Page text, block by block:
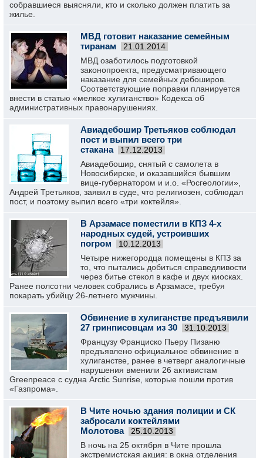
собравшиеся выясняли, кто и сколько должен платить за
жилье.
МВД готовит наказание семейным
тиранам
21.01.2014
МВД озаботилось подготовкой
законопроекта, предусматривающего
наказание для семейных дебоширов.
Соответствующие поправки планируется
внести в статью «мелкое хулиганство» Кодекса об
административных правонарушениях.
Авиадебошир Третьяков соблюдал
пост и выпил всего три
стакана
17.12.2013
Авиадебошир, снятый с самолета в
Новосибирске, и оказавшийся бывшим
вице-губернатором и и.о. «Росгеологии»,
Андрей Третьяков, заявил в суде, что религиозен, соблюдал
пост, и поэтому выпил всего «три коктейля».
В Арзамасе поместили в КПЗ 4-х
народных судей, устроивших
погром
10.12.2013
Четыре нижегородца помещены в КПЗ за
то, что пытались добиться справедливости
через битье стекол в кафе и двух киосках.
Ранее полсотни человек собрались в Арзамасе, требуя
покарать убийцу 26-летнего мужчины.
Обвинение в хулиганстве предъявили
27 гринписовцам из 30
31.10.2013
Французу Франциско Пьеру Пизаню
предъявлено официальное обвинение в
хулиганстве, ранее в четверг аналогичные
нарушения вменили 26 активистам
Greenpeace с судна Arctic Sunrise, которые пошли против
«Газпрома».
В Чите ночью здания полиции и СК
забросали коктейлями
Молотова
25.10.2013
В ночь на 25 октября в Чите прошла
экстремистская акция: в окна отделения